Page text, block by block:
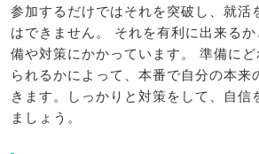
参加するだけではそれを突破し、就活
はできません。 それを有利に出来る
備や対策にかかっています。 準備に
られるかによって、本番で自分の本来
きます。しっかりと対策をして、自信
ましょう。